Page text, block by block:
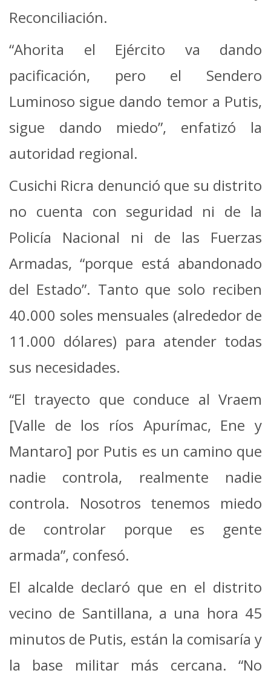
Reconciliación.
“Ahorita el Ejército va dando
pacificación, pero el Sendero
Luminoso sigue dando temor a Putis,
sigue dando miedo”, enfatizó la
autoridad regional.
Cusichi Ricra denunció que su distrito
no cuenta con seguridad ni de la
Policía Nacional ni de las Fuerzas
Armadas, “porque está abandonado
del Estado”. Tanto que solo reciben
40.000 soles mensuales (alrededor de
11.000 dólares) para atender todas
sus necesidades.
“El trayecto que conduce al Vraem
[Valle de los ríos Apurímac, Ene y
Mantaro] por Putis es un camino que
nadie controla, realmente nadie
controla. Nosotros tenemos miedo
de controlar porque es gente
armada”, confesó.
El alcalde declaró que en el distrito
vecino de Santillana, a una hora 45
minutos de Putis, están la comisaría y
la base militar más cercana. “No